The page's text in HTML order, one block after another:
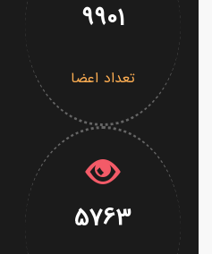
9901
تعداد اعضا
5763